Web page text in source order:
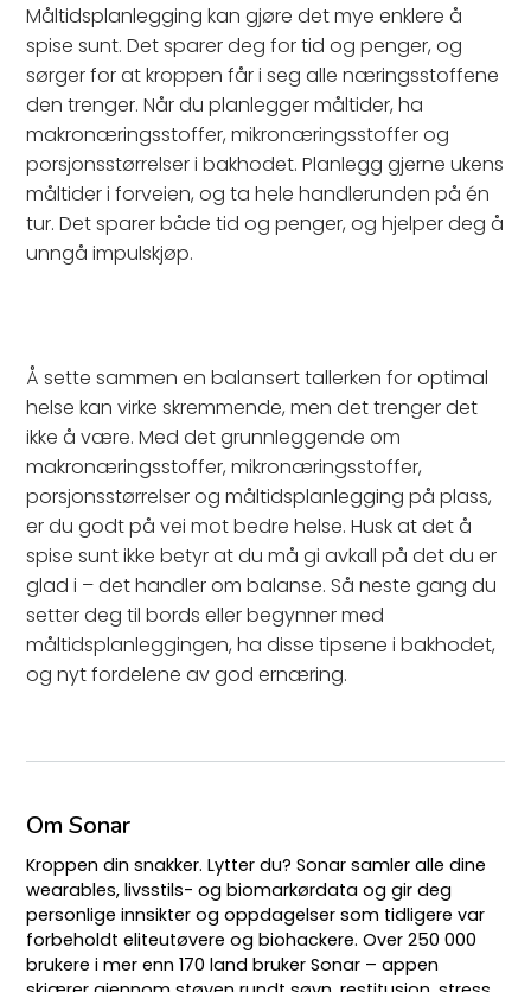
Måltidsplanlegging kan gjøre det mye enklere å
spise sunt. Det sparer deg for tid og penger, og
sørger for at kroppen får i seg alle næringsstoffene
den trenger. Når du planlegger måltider, ha
makronæringsstoffer, mikronæringsstoffer og
porsjonsstørrelser i bakhodet. Planlegg gjerne ukens
måltider i forveien, og ta hele handlerunden på én
tur. Det sparer både tid og penger, og hjelper deg å
unngå impulskjøp.
Å sette sammen en balansert tallerken for optimal
helse kan virke skremmende, men det trenger det
ikke å være. Med det grunnleggende om
makronæringsstoffer, mikronæringsstoffer,
porsjonsstørrelser og måltidsplanlegging på plass,
er du godt på vei mot bedre helse. Husk at det å
spise sunt ikke betyr at du må gi avkall på det du er
glad i – det handler om balanse. Så neste gang du
setter deg til bords eller begynner med
måltidsplanleggingen, ha disse tipsene i bakhodet,
og nyt fordelene av god ernæring.
Om Sonar
Kroppen din snakker. Lytter du? Sonar samler alle dine
wearables, livsstils- og biomarkørdata og gir deg
personlige innsikter og oppdagelser som tidligere var
forbeholdt eliteutøvere og biohackere. Over 250 000
brukere i mer enn 170 land bruker Sonar – appen